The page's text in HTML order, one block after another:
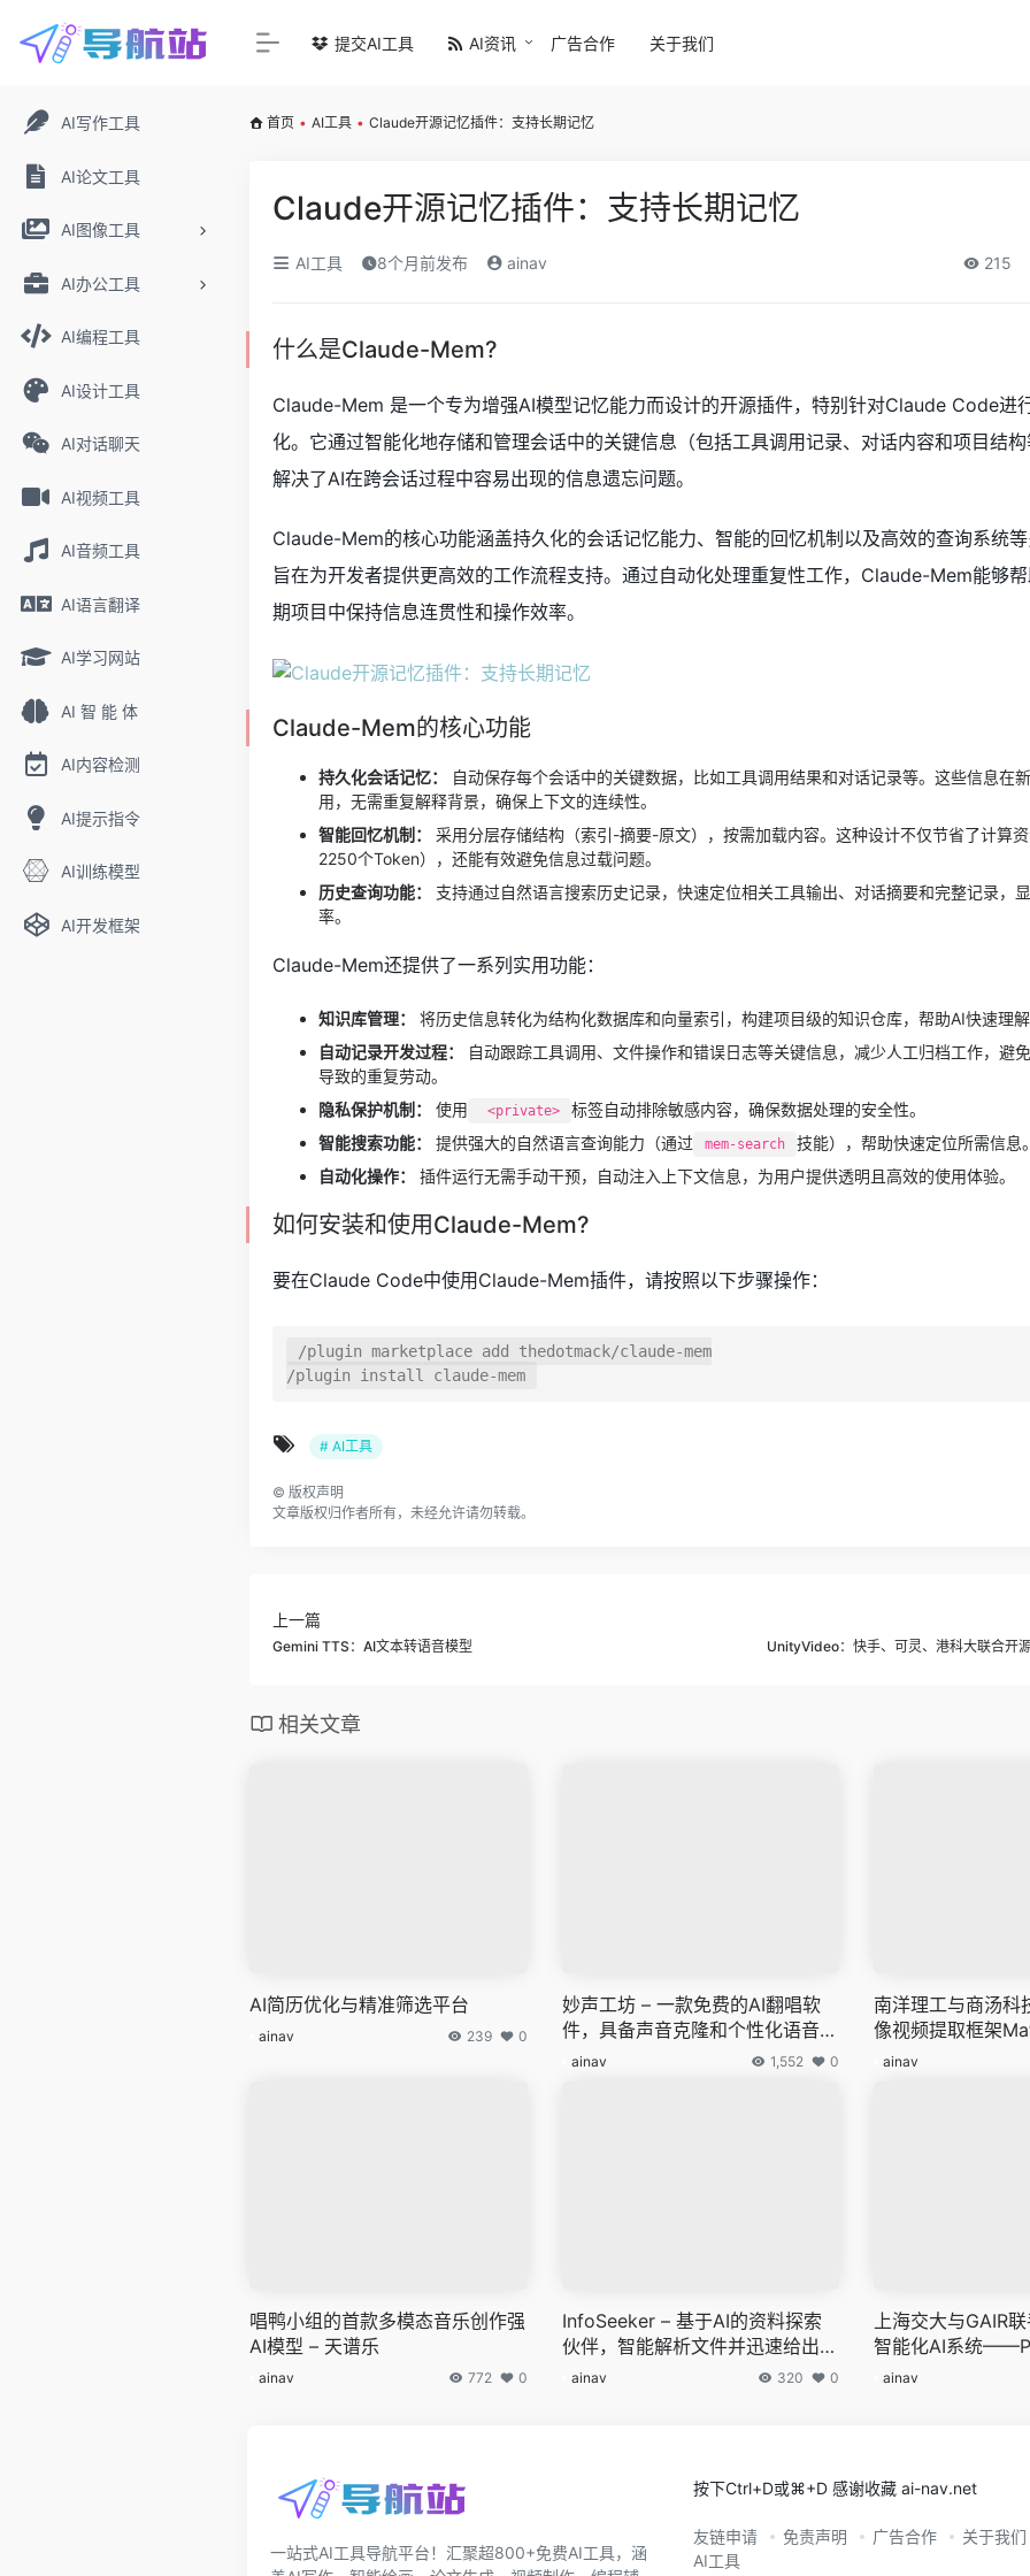
AI写作工具
AI论文工具
AI图像工具
AI办公工具
AI编程工具
AI设计工具
AI对话聊天
AI视频工具
AI音频工具
AI语言翻译
AI学习网站
AI 智 能 体
AI内容检测
AI提示指令
AI训练模型
AI开发框架
提交AI工具 AI资讯 广告合作 关于我们
首页 • AI工具 • Claude开源记忆插件：支持长期记忆
Claude开源记忆插件：支持长期记忆
AI工具 8个月前发布 ainav 215
什么是Claude-Mem?
Claude-Mem 是一个专为增强AI模型记忆能力而设计的开源插件，特别针对Claude Code进
化。它通过智能化地存储和管理会话中的关键信息（包括工具调用记录、对话内容和项目结
解决了AI在跨会话过程中容易出现的信息遗忘问题。
Claude-Mem的核心功能涵盖持久化的会话记忆能力、智能的回忆机制以及高效的查询系统等
旨在为开发者提供更高效的工作流程支持。通过自动化处理重复性工作，Claude-Mem能够帮
期项目中保持信息连贯性和操作效率。
Claude-Mem的核心功能
持久化会话记忆：
自动保存每个会话中的关键数据，比如工具调用结果和对话记录等。这些信息在
用，无需重复解释背景，确保上下文的连续性。
智能回忆机制：
采用分层存储结构（索引-摘要-原文），按需加载内容。这种设计不仅节省了计算
2250个Token），还能有效避免信息过载问题。
历史查询功能：
支持通过自然语言搜索历史记录，快速定位相关工具输出、对话摘要和完整记录，
率。
Claude-Mem还提供了一系列实用功能：
知识库管理：
将历史信息转化为结构化数据库和向量索引，构建项目级的知识仓库，帮助AI快速理解
自动记录开发过程：
自动跟踪工具调用、文件操作和错误日志等关键信息，减少人工归档工作，避
导致的重复劳动。
隐私保护机制：
使用 <private>
标签自动排除敏感内容，确保数据处理的安全性。
智能搜索功能：
提供强大的自然语言查询能力（通过 mem-search
技能），帮助快速定位所需信息。
自动化操作：
插件运行无需手动干预，自动注入上下文信息，为用户提供透明且高效的使用体验。
如何安装和使用Claude-Mem?
要在Claude Code中使用Claude-Mem插件，请按照以下步骤操作：
/plugin marketplace add thedotmack/claude-mem
/plugin install claude-mem
# AI工具
© 版权声明
文章版权归作者所有，未经允许请勿转载。
上一篇
Gemini TTS：AI文本转语音模型 UnityVideo：快手、可灵、港科大联合开
相关文章
AI简历优化与精准筛选平台
ainav 239 0
妙声工坊 – 一款免费的AI翻唱软
件，具备声音克隆和个性化语音模
型训练功能
ainav 1,552 0
南洋理工与商汤科
像视频提取框架
ainav
唱鸭小组的首款多模态音乐创作强
AI模型 – 天谱乐
ainav 772 0
InfoSeeker – 基于AI的资料探索
伙伴，智能解析文件并迅速给出答
复
ainav 320 0
上海交大与GAIR
智能化AI系统
ainav
一站式AI工具导航平台！汇聚超800+免费AI工具，涵
按下Ctrl+D或⌘+D 感谢收藏 ai-nav.net
友链申请 免责声明 广告合作 关于我们
AI工具